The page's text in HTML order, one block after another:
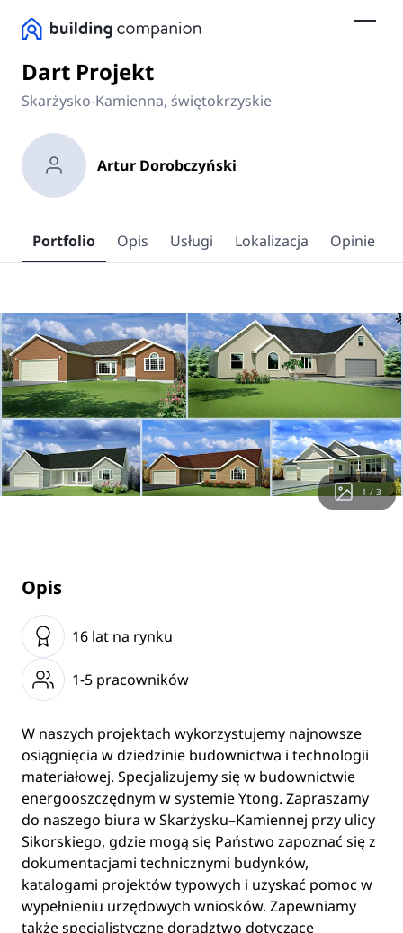
Dart Projekt
Skarżysko-Kamienna, świętokrzyskie
Artur Dorobczyński
Portfolio Opis Usługi Lokalizacja Opinie
1 / 3
Opis
16 lat na rynku
1-5 pracowników
W naszych projektach wykorzystujemy najnowsze
osiągnięcia w dziedzinie budownictwa i technologii
materiałowej. Specjalizujemy się w budownictwie
energooszczędnym w systemie Ytong. Zapraszamy
do naszego biura w Skarżysku–Kamiennej przy ulicy
Sikorskiego, gdzie mogą się Państwo zapoznać się z
dokumentacjami technicznymi budynków,
katalogami projektów typowych i uzyskać pomoc w
wypełnieniu urzędowych wniosków. Zapewniamy
także specjalistyczne doradztwo dotyczące